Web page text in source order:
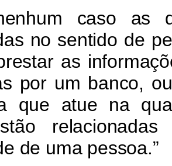
caso as
no sentido de
as
por um banco,
que atue na
de uma pessoa.”